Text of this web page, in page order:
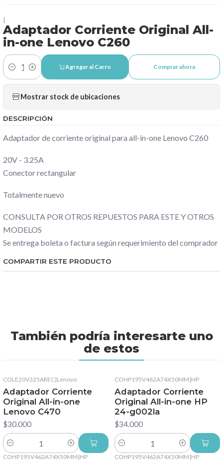
Adaptador Corriente Original All-
in-one Lenovo C260
Cantidad
Agregar al Carro Comprar ahora
Mostrar stock de ubicaciones
DESCRIPCIÓN
Adaptador de corriente original para all-in-one Lenovo C260
20V - 3.25A
Conector rectangular
Totalmente nuevo
CONSULTA POR OTROS REPUESTOS PARA ESTE Y OTROS
MODELOS
Se entrega boleta o factura según requerimiento del comprador
COMPARTIR ESTE PRODUCTO
También podría interesarte uno
de estos
COLE20V325AREC|Lenovo
Adaptador Corriente
Original All-in-one
Lenovo C470
$30.000
Cantidad
COHP195V462A74X50MM |HP
Adaptador Corriente
Original All-in-one HP
24-g002la
$34.000
Cantidad
COHP195V462A74X50MM |HP COHP195V462A74X50MM |HP